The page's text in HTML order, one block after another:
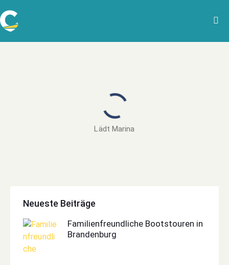
Lädt Marina
Neueste Beiträge
Familienfreundliche Bootstouren in
Brandenburg